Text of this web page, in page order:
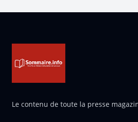
Le contenu de toute la presse